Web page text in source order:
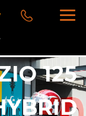
125